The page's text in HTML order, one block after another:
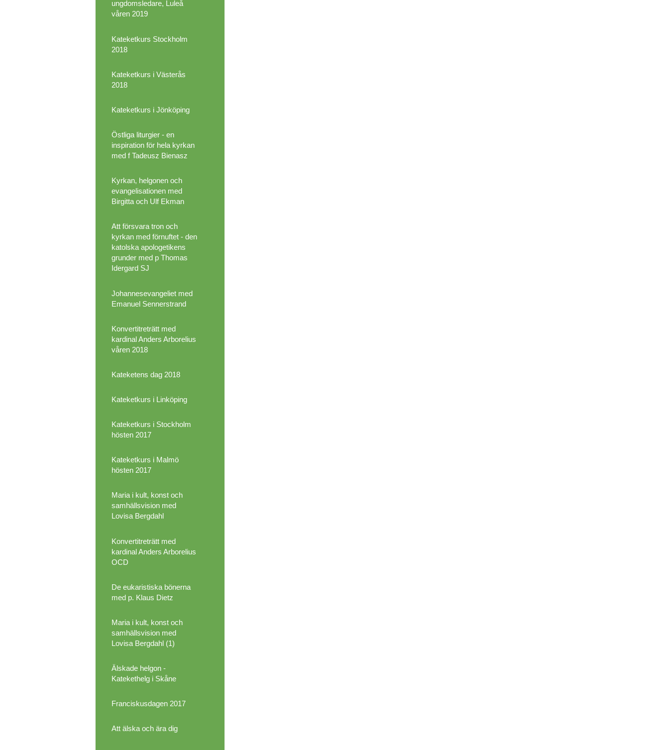
ungdomsledare, Luleå
våren 2019
Kateketkurs Stockholm
2018
Kateketkurs i Västerås
2018
Kateketkurs i Jönköping
Östliga liturgier - en
inspiration för hela kyrkan
med f Tadeusz Bienasz
Kyrkan, helgonen och
evangelisationen med
Birgitta och Ulf Ekman
Att försvara tron och
kyrkan med förnuftet - den
katolska apologetikens
grunder med p Thomas
Idergard SJ
Johannesevangeliet med
Emanuel Sennerstrand
Konvertitreträtt med
kardinal Anders Arborelius
våren 2018
Kateketens dag 2018
Kateketkurs i Linköping
Kateketkurs i Stockholm
hösten 2017
Kateketkurs i Malmö
hösten 2017
Maria i kult, konst och
samhällsvision med
Lovisa Bergdahl
Konvertitreträtt med
kardinal Anders Arborelius
OCD
De eukaristiska bönerna
med p. Klaus Dietz
Maria i kult, konst och
samhällsvision med
Lovisa Bergdahl (1)
Älskade helgon -
Katekethelg i Skåne
Franciskusdagen 2017
Att älska och ära dig